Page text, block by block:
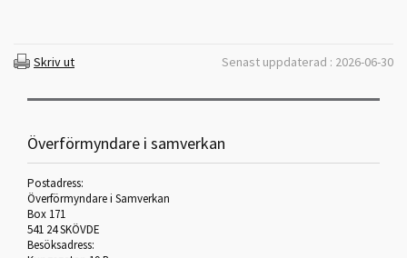
Skriv ut Senast uppdaterad : 2026-06-30
Överförmyndare i samverkan
Postadress:
Överförmyndare i Samverkan
Box 171
541 24 SKÖVDE
Besöksadress: